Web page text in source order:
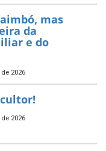
mas
da
e do
2026
2026